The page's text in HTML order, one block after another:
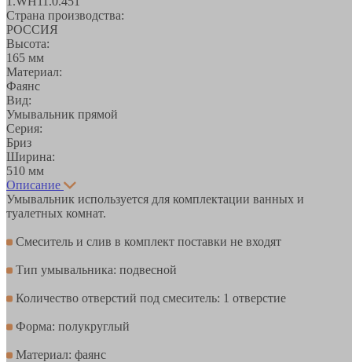
Страна производства:
РОССИЯ
Высота:
165 мм
Материал:
Фаянс
Вид:
Умывальник прямой
Серия:
Бриз
Ширина:
510 мм
Описание
Умывальник используется для комплектации ванных и
туалетных комнат.
Смеситель и слив в комплект поставки не входят
Тип умывальника: подвесной
Количество отверстий под смеситель: 1 отверстие
Форма: полукруглый
Материал: фаянс